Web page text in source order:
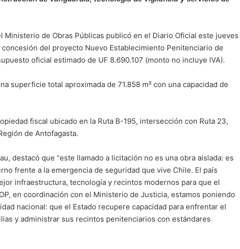
Ministerio de Obras Públicas publicó en el Diario Oficial este jueves
del proyecto Nuevo Establecimiento Penitenciario de
oficial estimado de UF 8.690.107 (monto no incluye IVA).
superficie total aproximada de 71.858 m² con una capacidad de
fiscal ubicado en la Ruta B-195, intersección con Ruta 23,
de Antofagasta.
destacó que “este llamado a licitación no es una obra aislada: es
frente a la emergencia de seguridad que vive Chile. El país
infraestructura, tecnología y recintos modernos para que el
en coordinación con el Ministerio de Justicia, estamos poniendo
nacional: que el Estado recupere capacidad para enfrentar el
y administrar sus recintos penitenciarios con estándares